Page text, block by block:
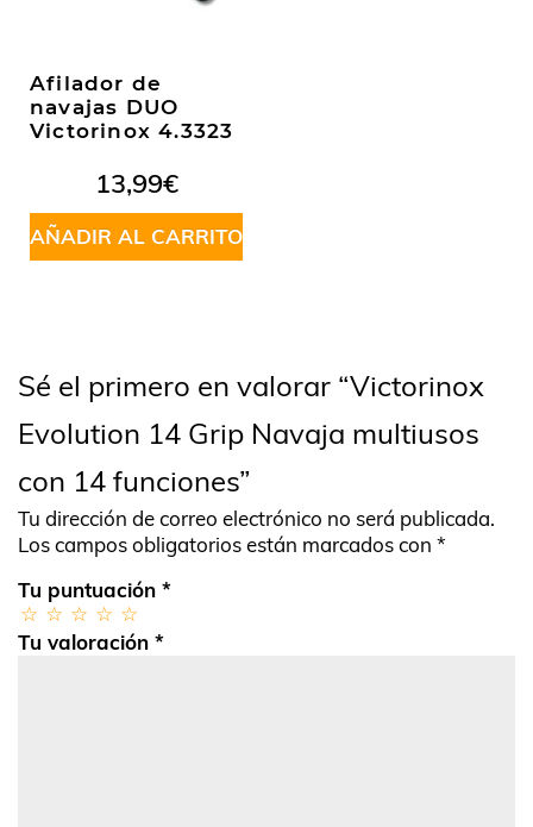
Afilador de
navajas DUO
Victorinox 4.3323
13,99€
AÑADIR AL CARRITO
Sé el primero en valorar “Victorinox
Evolution 14 Grip Navaja multiusos
con 14 funciones”
Tu dirección de correo electrónico no será publicada.
Los campos obligatorios están marcados con *
Tu puntuación *
Tu valoración *